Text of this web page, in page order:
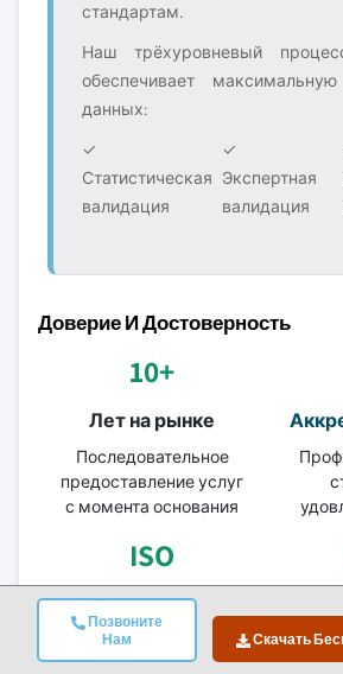
Позвоните
Нам
Скачать
стандартам.
Наш трёхуровневый
обеспечивает
данных:
✓
Статистическая
валидация
✓
Экспертная
валидация
Доверие И Достоверность
10+
Лет на рынке
Последовательное
предоставление услуг
с момента основания
ISO
Сертифицированно
е качество
Компания с В